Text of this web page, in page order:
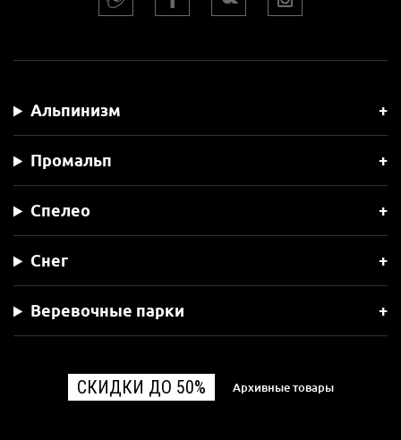
Альпинизм
Промальп
Спелео
Снег
Веревочные парки
СКИДКИ ДО 50% Архивные товары